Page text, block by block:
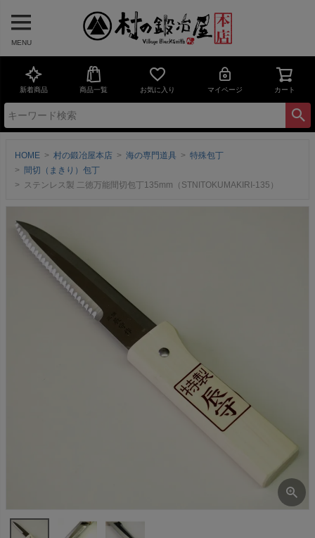
MENU
新着商品 商品一覧 お気に入り マイページ カート
HOME 村の鍛冶屋本店 海の専門道具
特殊包丁
間切（まきり）包丁
ステンレス製 二徳万能間切包丁135mm（STNITOKUMAKIRI-135）